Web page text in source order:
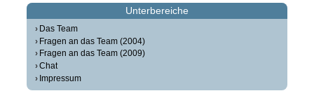
Unterbereiche
Das Team
Fragen an das Team (2004)
Fragen an das Team (2009)
Chat
Impressum